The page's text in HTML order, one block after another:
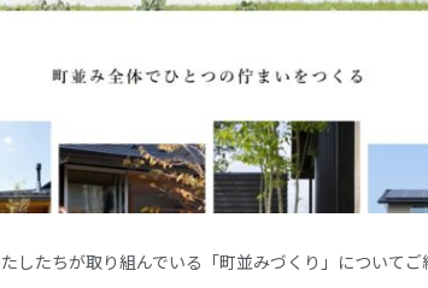
したちが取り組んでいる「町並みづくり」についてご